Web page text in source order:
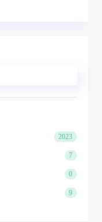
2023
7
0
9